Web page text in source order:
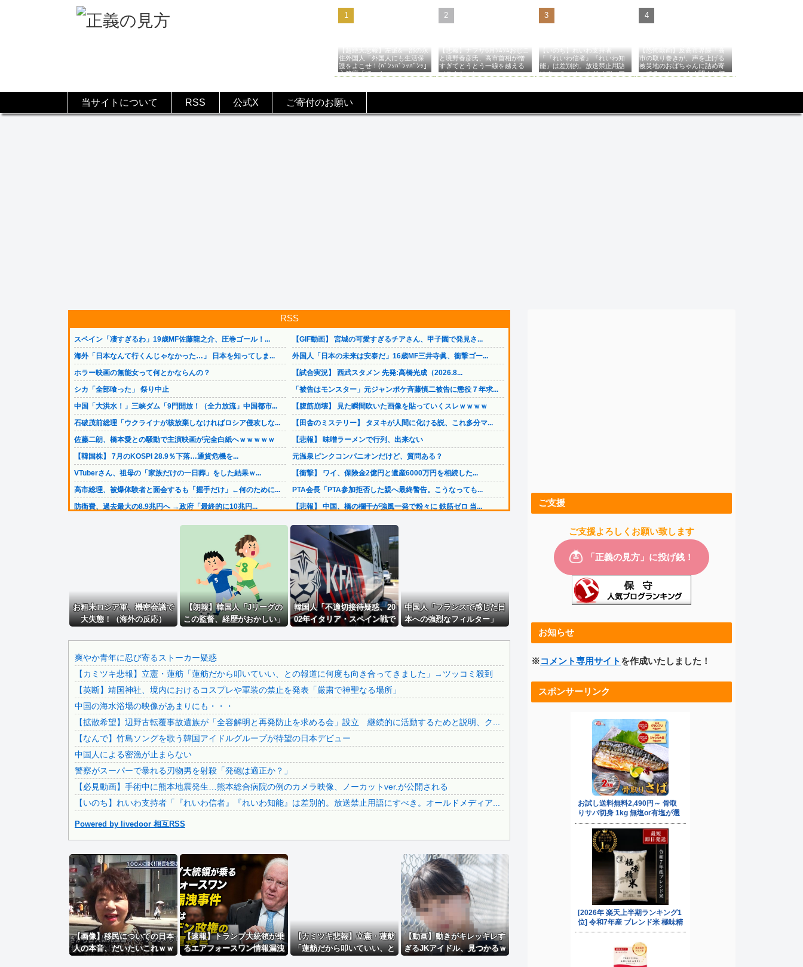
【超絶大悲報】左派&一部の永
住外国人「外国人にも生活保
護をよこせ！(ﾊﾞﾝｯﾊﾞﾝｯﾊﾞﾝｯ」
入管庁「ほーん…」→
【悲報】ナフサ6月ﾂﾑﾂﾑおじこ
と境野春彦氏、高市首相が憎
すぎてとうとう一線を越える
（スクショ）
【いのち】れいわ支持者
「『れいわ信者』『れいわ知
能』は差別的。放送禁止用語
にすべき。オールドメディア
【恐怖動画】反高市界隈「高
市の取り巻きが、声を上げる
被災地のおばちゃんに詰め寄
ってるぅ！」→よく聞くと何
当サイトについて RSS 公式X ご寄付のお願い
RSS
スペイン「凄すぎるわ」19歳MF佐藤龍之介、圧巻ゴール！...
海外「日本なんて行くんじゃなかった…」 日本を知ってしま...
ホラー映画の無能女って何とかならんの？
シカ「全部喰った」 祭り中止
中国「大洪水！」三峡ダム「9門開放！（全力放流」中国都市...
石破茂前総理「ウクライナが核放棄しなければロシア侵攻しな...
佐藤二朗、橋本愛との騒動で主演映画が完全白紙へｗｗｗｗｗ
【韓国株】 7月のKOSPI 28.9％下落…通貨危機を...
VTuberさん、祖母の「家族だけの一日葬」をした結果ｗ...
高市総理、被爆体験者と面会するも「握手だけ」←何のために...
防衛費、過去最大の8.9兆円へ →政府「最終的に10兆円...
スマホゲー業界、終わりの始まり…倒産件数が過去最多ペース...
野口健氏 猛暑続きで夏の甲子園を危惧「鍛え上げられた野球...
【拡散希望】辺野古転覆事故遺族が「全容解明と再発防止を求...
【避難所】キッチンカー、から揚げや麺類提供 40代女性「...
同僚の美人に土下座して必死に頼んだらこうなるwww
「外国人受け入れ反対」大幅増 若い世代で多く
【画像】居酒屋さん、6人で長居して会計4939円しか使わ...
子なし保育士の義兄夫婦、上から目線で育児アドバイスされる...
元コトメ「実妹の姪に祝儀出したのにうちの娘には出さないの...
【衝撃】 ワイ、保険金2億円と遺産6000万円を相続した...
PTA会長「PTA参加拒否した親へ最終警告。こうなっても...
【悲報】 中国、橋の欄干が強風一発で粉々に 鉄筋ゼロ 当...
日本をダメにした総理大臣、ワースト１位が同点でこの人ｗｗ...
【速報】 みいちゃん、覚醒し戦闘民族化。お子様二人をフル...
ワイジ毎日2kgの野菜と500gくらいの肉食べたらこうな...
「2年間、たぶん1日4回は握ってた」ラスベガスで買った3...
Powered by livedoor 相互RSS
【GIF動画】 宮城の可愛すぎるチアさん、甲子園で発見さ...
外国人「日本の未来は安泰だ」16歳MF三井寺眞、衝撃ゴー...
【試合実況】 西武スタメン 先発:高橋光成（2026.8...
「被告はモンスター」元ジャンポケ斉藤慎二被告に懲役７年求...
【腹筋崩壊】 見た瞬間吹いた画像を貼っていくスレｗｗｗｗ
【田舎のミステリー】 タヌキが人間に化ける説、これ多分マ...
【悲報】 味噌ラーメンで行列、出来ない
元温泉ピンクコンパニオンだけど、質問ある？
【衝撃】 ワイ、保険金2億円と遺産6000万円を相続した...
PTA会長「PTA参加拒否した親へ最終警告。こうなっても...
【悲報】 中国、橋の欄干が強風一発で粉々に 鉄筋ゼロ 当...
日本をダメにした総理大臣、ワースト１位が同点でこの人ｗｗ...
ワイジ毎日2kgの野菜と500gくらいの肉食べたらこうな...
【悲報】 東京大学、『完全終了』のお知らせ・・・・
【悲報】 ジャンポケ斉藤の妻、夫の求刑7年翌日にInst...
【英断】靖国神社、境内におけるコスプレや軍装の禁止を発表...
中国の海水浴場の映像があまりにも・・・
【拡散希望】辺野古転覆事故遺族が「全容解明と再発防止を求...
【なんで】竹島ソングを歌う韓国アイドルグループが待望の日...
【必見動画】手術中に熊本地震発生…熊本総合病院の例のカメ...
【いのち】れいわ支持者「『れいわ信者』『れいわ知能』は差...
無気力な韓国代表、オーストリアにも0-1で敗北…3月のA...
3.1節がある月なのに…3月のカレンダーに日本の富士山・...
お粗末ロシア軍、機密会議で
大失態！（海外の反応）
【朗報】韓国人「Jリーグの
この監督、経歴がおかしい」
韓国人「不適切接待疑惑、20
02年イタリア・スペイン戦で
大手メディアが一斉に報
中国人「フランスで感じた日
本への強烈なフィルター」
想い」「中国人と分かると空
爽やか青年に忍び寄るストーカー疑惑
【カミツキ悲報】立憲・蓮舫「蓮舫だから叩いていい、との報道に何度も向き合ってきました」→ツッコミ殺到
【英断】靖国神社、境内におけるコスプレや軍装の禁止を発表「厳粛で神聖なる場所」
中国の海水浴場の映像があまりにも・・・
【拡散希望】辺野古転覆事故遺族が「全容解明と再発防止を求める会」設立 継続的に活動するためと説明、ク...
【なんで】竹島ソングを歌う韓国アイドルグループが待望の日本デビュー
中国人による密漁が止まらない
警察がスーパーで暴れる刃物男を射殺「発砲は適正か？」
【必見動画】手術中に熊本地震発生…熊本総合病院の例のカメラ映像、ノーカットver.が公開される
【いのち】れいわ支持者「『れいわ信者』『れいわ知能』は差別的。放送禁止用語にすべき。オールドメディア...
Powered by livedoor 相互RSS
【画像】移民についての日本
人の本音、だいたいこれｗｗ
【速報】トランプ大統領が乗
るエアフォースワン情報漏洩
【カミツキ悲報】立憲・蓮舫
「蓮舫だから叩いていい、と
【動画】動きがキレッキレす
ぎるJKアイドル、見つかるｗ
ご支援
ご支援よろしくお願い致します
お知らせ
※コメント専用サイト を作成いたしました！
スポンサーリンク